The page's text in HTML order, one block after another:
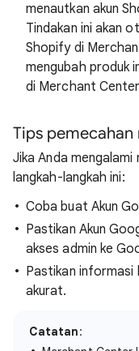
menautkan akun
Tindakan ini akan
Shopify di
mengubah produk
di Merchant
Tips pemecahan
Jika Anda
langkah-langkah ini:
Coba buat Akun
Pastikan Akun
akses admin ke
Pastikan informasi
akurat.
Catatan: